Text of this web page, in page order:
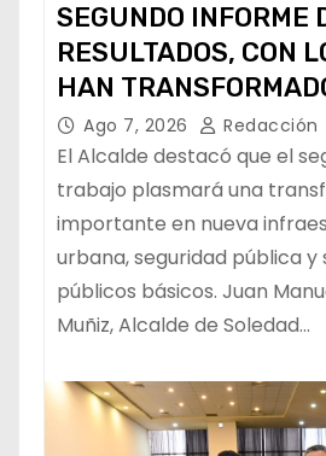
SEGUNDO INFORME
RESULTADOS, CON
HAN
DE LOS
MANUEL NAVARRO
Ago 7, 2026 Redacción
El Alcalde destacó que el
trabajo plasmará una
importante en nueva
urbana, seguridad pública y
públicos básicos. Juan
Muñiz, Alcalde de Soledad…